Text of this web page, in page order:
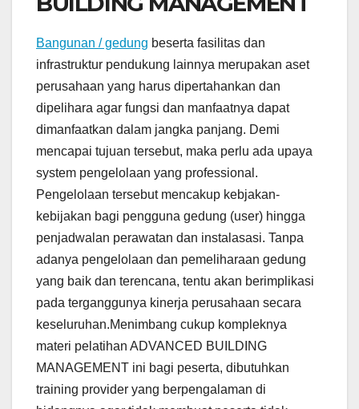
Bangunan / gedung beserta fasilitas dan
infrastruktur pendukung lainnya merupakan aset
perusahaan yang harus dipertahankan dan
dipelihara agar fungsi dan manfaatnya dapat
dimanfaatkan dalam jangka panjang. Demi
mencapai tujuan tersebut, maka perlu ada upaya
system pengelolaan yang professional.
Pengelolaan tersebut mencakup kebjakan-
kebijakan bagi pengguna gedung (user) hingga
penjadwalan perawatan dan instalasasi. Tanpa
adanya pengelolaan dan pemeliharaan gedung
yang baik dan terencana, tentu akan berimplikasi
pada terganggunya kinerja perusahaan secara
keseluruhan.Menimbang cukup kompleknya
materi pelatihan ADVANCED BUILDING
MANAGEMENT ini bagi peserta, dibutuhkan
training provider yang berpengalaman di